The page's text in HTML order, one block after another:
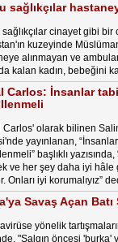
sağlıkçılar
sağlıkçılar cinayet gibi bir
kuzeyinde
alınmayan ve
kalan kadın, bebeğini
Carlos: İnsanlar
Carlos' olarak bilinen
yayınlanan,
başlıklı
ve her şey daha iyi
iyi korumalıyız”
Savaş Açan Batı
yönelik
"Salgın öncesi 'burka'